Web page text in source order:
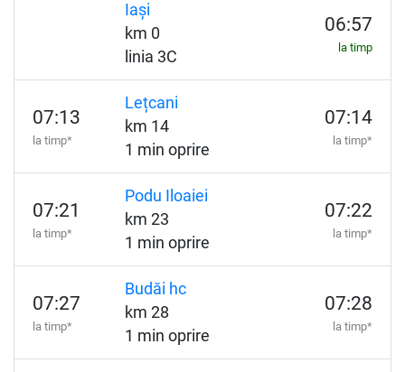
Iași
km 0
linia 3C
06:57
la timp
07:13
la timp*
Lețcani
km 14
1 min oprire
07:14
la timp*
07:21
la timp*
Podu Iloaiei
km 23
1 min oprire
07:22
la timp*
07:27
la timp*
Budăi hc
km 28
1 min oprire
07:28
la timp*